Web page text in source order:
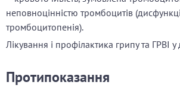
неповноцінністю тромбоцитів
тромбоцитопенія).
Лікування і профілактика грипу та ГРВІ у
Протипоказання